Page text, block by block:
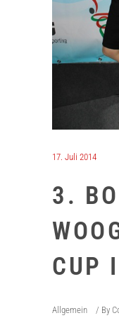
17. Juli 2014
3.
CUP
Allgemein By